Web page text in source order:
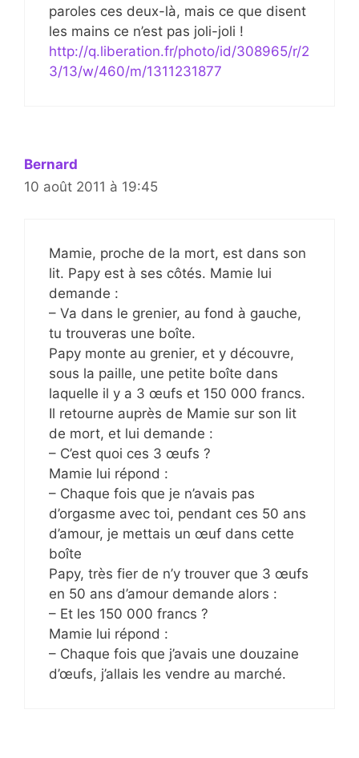
paroles ces deux-là, mais ce que disent
les mains ce n’est pas joli-joli !
http://q.liberation.fr/photo/id/308965/r/2
3/13/w/460/m/1311231877
Bernard
10 août 2011 à 19:45
Mamie, proche de la mort, est dans son
lit. Papy est à ses côtés. Mamie lui
demande :
– Va dans le grenier, au fond à gauche,
tu trouveras une boîte.
Papy monte au grenier, et y découvre,
sous la paille, une petite boîte dans
laquelle il y a 3 œufs et 150 000 francs.
Il retourne auprès de Mamie sur son lit
de mort, et lui demande :
– C’est quoi ces 3 œufs ?
Mamie lui répond :
– Chaque fois que je n’avais pas
d’orgasme avec toi, pendant ces 50 ans
d’amour, je mettais un œuf dans cette
boîte
Papy, très fier de n’y trouver que 3 œufs
en 50 ans d’amour demande alors :
– Et les 150 000 francs ?
Mamie lui répond :
– Chaque fois que j’avais une douzaine
d’œufs, j’allais les vendre au marché.